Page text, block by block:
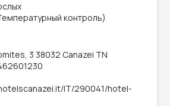
контроль)
3 38032 Canazei TN
IT/290041/hotel-